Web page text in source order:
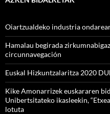
Oiartzualdeko industria
Hamalau begirada
circunnavegación
Euskal Hizkuntzalaritza 2020
Kike Amonarrizek euskararen
Unibertsitateko ikasleekin,
lotuta